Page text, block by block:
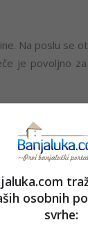
Na poslu se
je povoljno
sve što ste
ljubavi budite
osobnih
svrhe: